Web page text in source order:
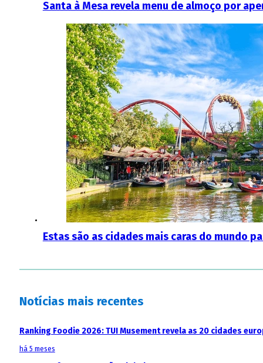
Santa à Mesa revela menu de almoço por
Estas são as cidades mais caras do mundo
Notícias mais recentes
Ranking Foodie 2026: TUI Musement revela as 20 cidades
há 5 meses